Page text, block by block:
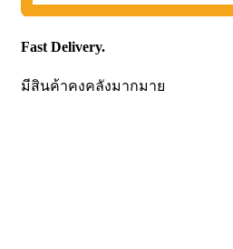
Fast Delivery.
มีสินค้าคงคลังมากมาย